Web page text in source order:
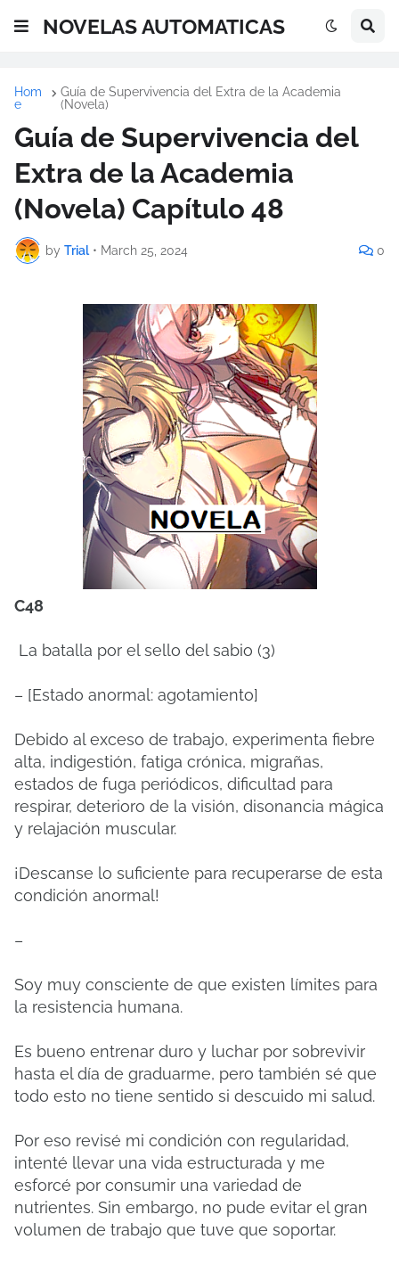
NOVELAS AUTOMATICAS
Hom
e
Guía de Supervivencia del Extra de la Academia
(Novela)
Guía de Supervivencia del
Extra de la Academia
(Novela) Capítulo 48
by Trial • March 25, 2024 0
C48
La batalla por el sello del sabio (3)
– [Estado anormal: agotamiento]
Debido al exceso de trabajo, experimenta fiebre
alta, indigestión, fatiga crónica, migrañas,
estados de fuga periódicos, dificultad para
respirar, deterioro de la visión, disonancia mágica
y relajación muscular.
¡Descanse lo suficiente para recuperarse de esta
condición anormal!
–
Soy muy consciente de que existen límites para
la resistencia humana.
Es bueno entrenar duro y luchar por sobrevivir
hasta el día de graduarme, pero también sé que
todo esto no tiene sentido si descuido mi salud.
Por eso revisé mi condición con regularidad,
intenté llevar una vida estructurada y me
esforcé por consumir una variedad de
nutrientes. Sin embargo, no pude evitar el gran
volumen de trabajo que tuve que soportar.